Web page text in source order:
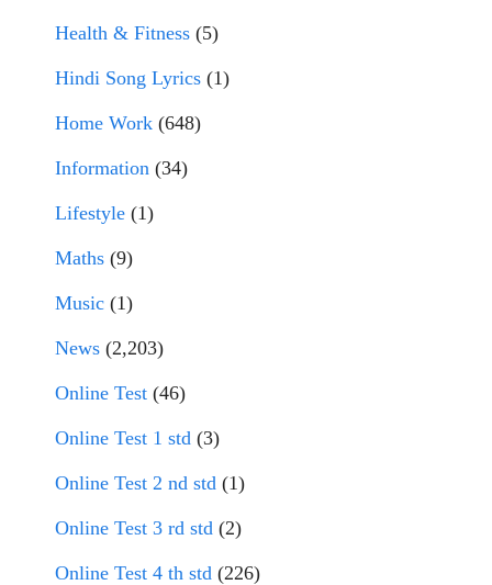
Health & Fitness (5)
Hindi Song Lyrics (1)
Home Work (648)
Information (34)
Lifestyle (1)
Maths (9)
Music (1)
News (2,203)
Online Test (46)
Online Test 1 std (3)
Online Test 2 nd std (1)
Online Test 3 rd std (2)
Online Test 4 th std (226)